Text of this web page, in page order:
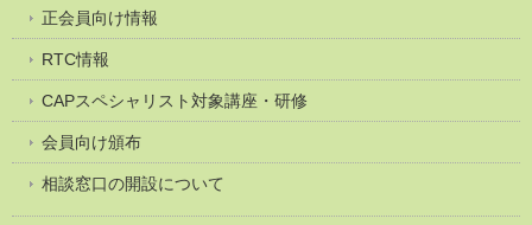
正会員向け情報
RTC情報
CAPスペシャリスト対象講座・研修
会員向け頒布
相談窓口の開設について